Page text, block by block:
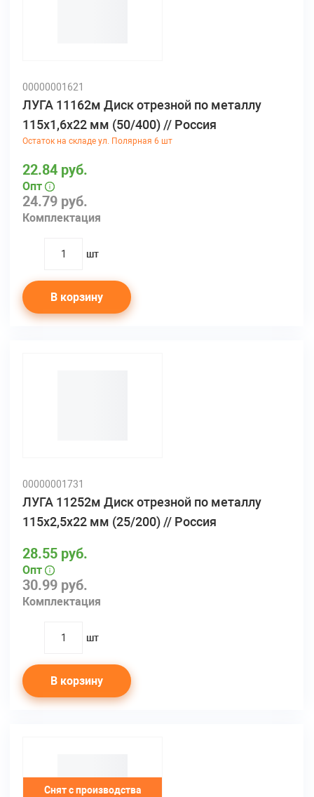
00000001621
ЛУГА 11162м Диск отрезной по металлу
115х1,6х22 мм (50/400) // Россия
Остаток на складе ул. Полярная 6 шт
24.79 руб.
Комплектация
22.84 руб.
Опт
quantity
шт
В корзину
00000001731
ЛУГА 11252м Диск отрезной по металлу
115х2,5х22 мм (25/200) // Россия
30.99 руб.
Комплектация
28.55 руб.
Опт
quantity
шт
В корзину
Снят с производства